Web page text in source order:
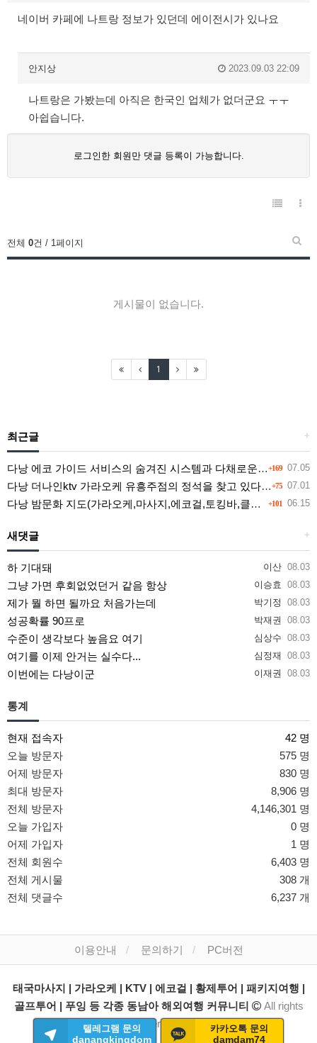
네이버 카페에 나트랑 정보가 있던데 에이전시가 있나요
안지상 2023.09.03 22:09
나트랑은 가봤는데 아직은 한국인 업체가 없더군요 ㅜㅜ
아쉽습니다.
로그인한 회원만 댓글 등록이 가능합니다.
전체 0건 / 1페이지
게시물이 없습니다.
1
+
최근글
+169 07.05
다낭 에코 가이드 서비스의 숨겨진 시스템과 다채로운 인력 풀의 진실
+75 07.01
다낭 더나인ktv 가라오케 유흥주점의 정석을 찾고 있다면 여기
+101 06.15
다낭 밤문화 지도(가라오케,마사지,에코걸,토킹바,클럽) 유흥별 가격 및 후기공유
+
새댓글
이산 08.03
하 기대돼
이승효 08.03
그냥 가면 후회없었던거 같음 항상
박기정 08.03
제가 뭘 하면 될까요 처음가는데
박재권 08.03
성공확률 90프로
심상수 08.03
수준이 생각보다 높음요 여기
심정재 08.03
여기를 이제 안거는 실수다...
이재권 08.03
이번에는 다낭이군
통계
현재 접속자
42 명
오늘 방문자
575 명
어제 방문자
830 명
최대 방문자
8,906 명
전체 방문자
4,146,301 명
오늘 가입자
0 명
어제 가입자
1 명
전체 회원수
6,403 명
전체 게시물
308 개
전체 댓글수
6,237 개
텔레그램 문의
danangkingdom
카카오톡 문의
damdam74
이용안내 문의하기 PC버전
태국마사지 | 가라오케 | KTV | 에코걸 | 황제투어 | 패키지여행 |
골프투어 | 푸잉 등 각종 동남아 해외여행 커뮤니티
All rights
reserved.